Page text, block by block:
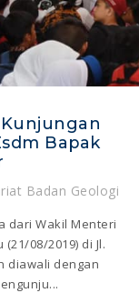
Bapak
Badan Geologi
dari Wakil Menteri
08/2019) di Jl.
diawali dengan